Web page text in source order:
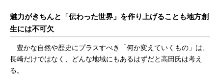
魅力がきちんと「伝わった世界」を作り上げることも地方創
生には不可欠
豊かな自然や歴史にプラスすべき「何か変えていくもの」は、
長崎だけではなく、どんな地域にもあるはずだと高田氏は考え
る。